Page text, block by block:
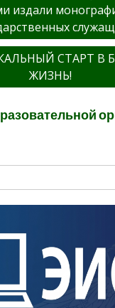
издали
СТАРТ В
ЖИЗНЬ!